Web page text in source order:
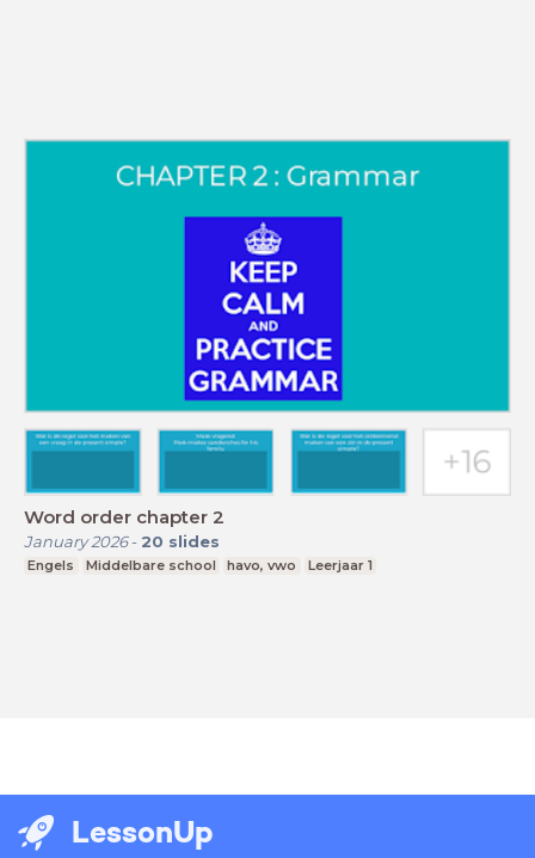
Word order chapter 2
January 2026- 20 slides
Engels Middelbare school havo, vwo Leerjaar 1
LessonUp